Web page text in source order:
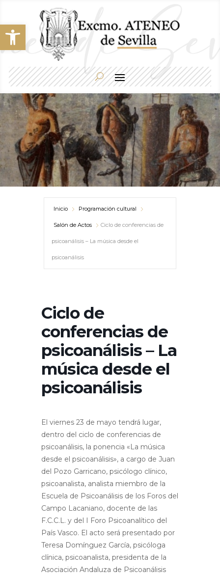
Abrir barra de herramientas
Inicio Programación cultural
Salón de Actos Ciclo de conferencias de
psicoanálisis – La música desde el
psicoanálisis
Ciclo de
conferencias de
psicoanálisis – La
música desde el
psicoanálisis
El viernes 23 de mayo tendrá lugar,
dentro del ciclo de conferencias de
psicoanálisis, la ponencia «La música
desde el psicoanálisis», a cargo de Juan
del Pozo Garricano, psicólogo clínico,
psicoanalista, analista miembro de la
Escuela de Psicoanálisis de los Foros del
Campo Lacaniano, docente de las
F.C.C.L. y del I Foro Psicoanalítico del
País Vasco. El acto será presentado por
Teresa Domínguez García, psicóloga
clínica, psicoanalista, presidenta de la
Asociación Andaluza de Psicoanálisis